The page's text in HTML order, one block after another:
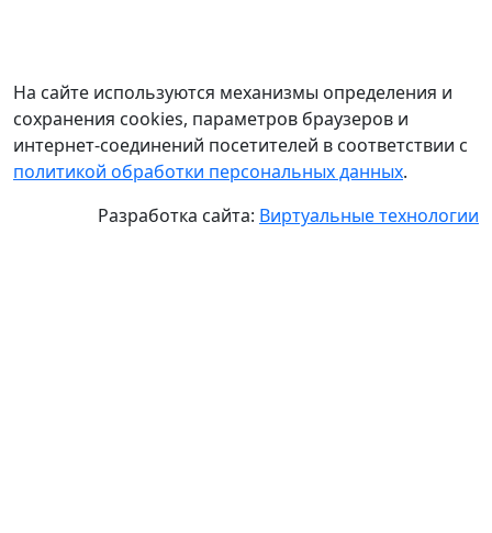
На сайте используются механизмы определения и
сохранения cookies, параметров браузеров и
интернет-соединений посетителей в соответствии с
политикой обработки персональных данных.
Разработка сайта: Виртуальные технологии